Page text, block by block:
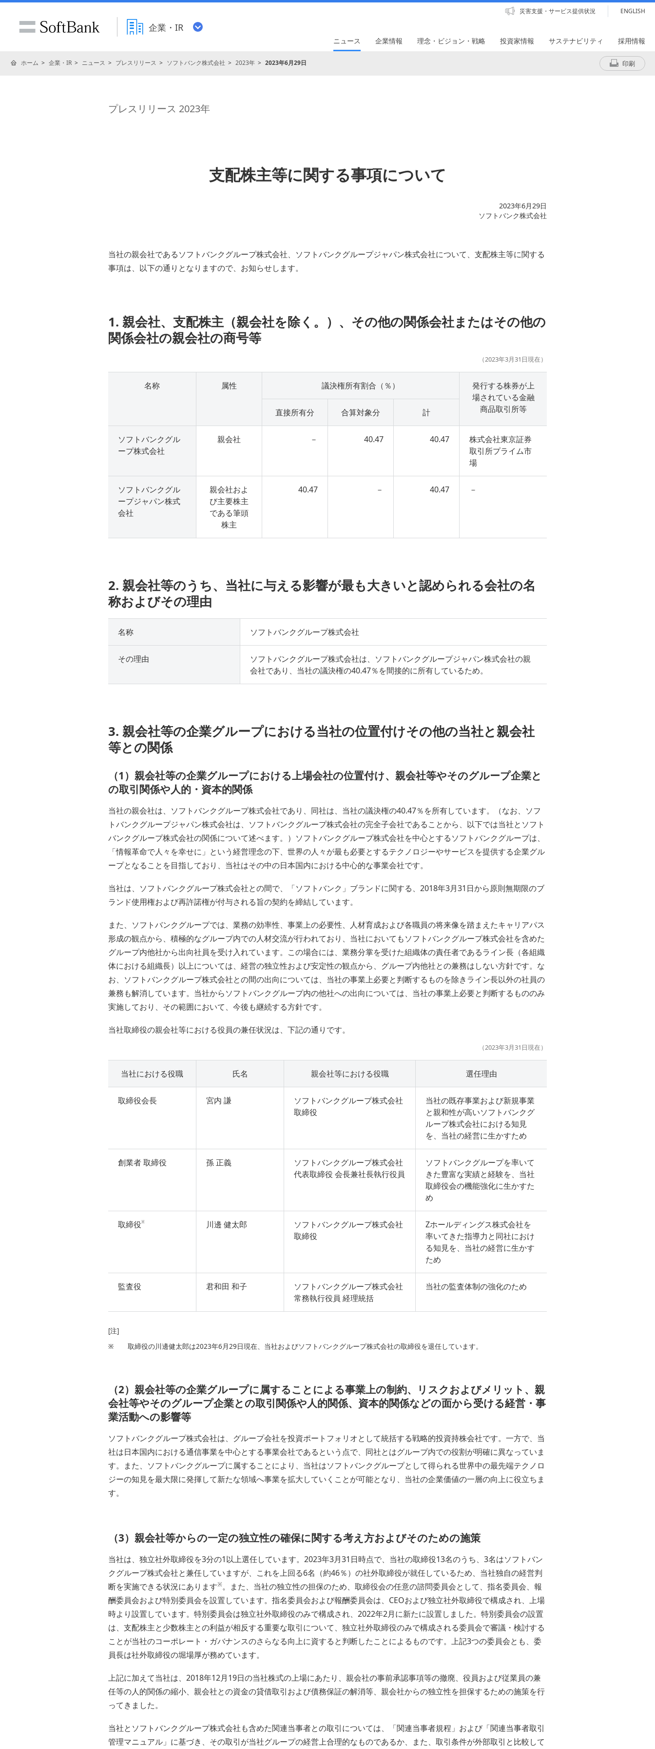
企業・IR
災害支援・サービス提供状況 ENGLISH
ニュース 企業情報 理念・ビジョン・戦略 投資家情報 サステナビリティ 採用情報
ホーム 企業・IR ニュース プレスリリース ソフトバンク株式会社 2023年 2023年6月29日 印刷
プレスリリース 2023年
支配株主等に関する事項について
2023年6月29日
ソフトバンク株式会社
当社の親会社であるソフトバンクグループ株式会社、ソフトバンクグループジャパン株式会社について、支配株主等に関する
事項は、以下の通りとなりますので、お知らせします。
1. 親会社、支配株主（親会社を除く。）、その他の関係会社またはその他の
関係会社の親会社の商号等
（2023年3月31日現在）
名称 属性 議決権所有割合（％）
発行する株券が上
場されている金融
商品取引所等
直接所有分 合算対象分 計
ソフトバンクグル
ープ株式会社
親会社 － 40.47 40.47
株式会社東京証券
取引所プライム市
場
ソフトバンクグル
ープジャパン株式
会社
親会社およ
び主要株主
である筆頭
株主
40.47 － 40.47 －
2. 親会社等のうち、当社に与える影響が最も大きいと認められる会社の名
称およびその理由
名称 ソフトバンクグループ株式会社
その理由
ソフトバンクグループ株式会社は、ソフトバンクグループジャパン株式会社の親
会社であり、当社の議決権の40.47％を間接的に所有しているため。
3. 親会社等の企業グループにおける当社の位置付けその他の当社と親会社
等との関係
（1）親会社等の企業グループにおける上場会社の位置付け、親会社等やそのグループ企業と
の取引関係や人的・資本的関係
当社の親会社は、ソフトバンクグループ株式会社であり、同社は、当社の議決権の40.47％を所有しています。（なお、ソフ
トバンクグループジャパン株式会社は、ソフトバンクグループ株式会社の完全子会社であることから、以下では当社とソフト
バンクグループ株式会社の関係について述べます。）ソフトバンクグループ株式会社を中心とするソフトバンクグループは、
「情報革命で人々を幸せに」という経営理念の下、世界の人々が最も必要とするテクノロジーやサービスを提供する企業グル
ープとなることを目指しており、当社はその中の日本国内における中心的な事業会社です。
当社は、ソフトバンクグループ株式会社との間で、「ソフトバンク」ブランドに関する、2018年3月31日から原則無期限のブ
ランド使用権および再許諾権が付与される旨の契約を締結しています。
また、ソフトバンクグループでは、業務の効率性、事業上の必要性、人材育成および各職員の将来像を踏まえたキャリアパス
形成の観点から、積極的なグループ内での人材交流が行われており、当社においてもソフトバンクグループ株式会社を含めた
グループ内他社から出向社員を受け入れています。この場合には、業務分掌を受けた組織体の責任者であるライン長（各組織
体における組織長）以上については、経営の独立性および安定性の観点から、グループ内他社との兼務はしない方針です。な
お、ソフトバンクグループ株式会社との間の出向については、当社の事業上必要と判断するものを除きライン長以外の社員の
兼務も解消しています。当社からソフトバンクグループ内の他社への出向については、当社の事業上必要と判断するもののみ
実施しており、その範囲において、今後も継続する方針です。
当社取締役の親会社等における役員の兼任状況は、下記の通りです。
（2023年3月31日現在）
当社における役職 氏名 親会社等における役職 選任理由
取締役会長 宮内 謙
ソフトバンクグループ株式会社
取締役
当社の既存事業および新規事業
と親和性が高いソフトバンクグ
ループ株式会社における知見
を、当社の経営に生かすため
創業者 取締役 孫 正義
ソフトバンクグループ株式会社
代表取締役 会長兼社長執行役員
ソフトバンクグループを率いて
きた豊富な実績と経験を、当社
取締役会の機能強化に生かすた
め
取締役※ 川邊 健太郎
ソフトバンクグループ株式会社
取締役
Zホールディングス株式会社を
率いてきた指導力と同社におけ
る知見を、当社の経営に生かす
ため
監査役 君和田 和子
ソフトバンクグループ株式会社
常務執行役員 経理統括
当社の監査体制の強化のため
[注]
※
取締役の川邊健太郎は2023年6月29日現在、当社およびソフトバンクグループ株式会社の取締役を退任しています。
（2）親会社等の企業グループに属することによる事業上の制約、リスクおよびメリット、親
会社等やそのグループ企業との取引関係や人的関係、資本的関係などの面から受ける経営・事
業活動への影響等
ソフトバンクグループ株式会社は、グループ会社を投資ポートフォリオとして統括する戦略的投資持株会社です。一方で、当
社は日本国内における通信事業を中心とする事業会社であるという点で、同社とはグループ内での役割が明確に異なっていま
す。また、ソフトバンクグループに属することにより、当社はソフトバンクグループとして得られる世界中の最先端テクノロ
ジーの知見を最大限に発揮して新たな領域へ事業を拡大していくことが可能となり、当社の企業価値の一層の向上に役立ちま
す。
（3）親会社等からの一定の独立性の確保に関する考え方およびそのための施策
当社は、独立社外取締役を3分の1以上選任しています。2023年3月31日時点で、当社の取締役13名のうち、3名はソフトバン
クグループ株式会社と兼任していますが、これを上回る6名（約46％）の社外取締役が就任しているため、当社独自の経営判
断を実施できる状況にあります※。また、当社の独立性の担保のため、取締役会の任意の諮問委員会として、指名委員会、報
酬委員会および特別委員会を設置しています。指名委員会および報酬委員会は、CEOおよび独立社外取締役で構成され、上場
時より設置しています。特別委員会は独立社外取締役のみで構成され、2022年2月に新たに設置しました。特別委員会の設置
は、支配株主と少数株主との利益が相反する重要な取引について、独立社外取締役のみで構成される委員会で審議・検討する
ことが当社のコーポレート・ガバナンスのさらなる向上に資すると判断したことによるものです。上記3つの委員会とも、委
員長は社外取締役の堀場厚が務めています。
上記に加えて当社は、2018年12月19日の当社株式の上場にあたり、親会社の事前承認事項等の撤廃、役員および従業員の兼
任等の人的関係の縮小、親会社との資金の貸借取引および債務保証の解消等、親会社からの独立性を担保するための施策を行
ってきました。
当社とソフトバンクグループ株式会社も含めた関連当事者との取引については、「関連当事者規程」および「関連当事者取引
管理マニュアル」に基づき、その取引が当社グループの経営上合理的なものであるか、また、取引条件が外部取引と比較して